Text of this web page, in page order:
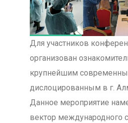
Для участников
организован
крупнейшим
дислоцированным в г.
Данное мероприятие
вектор международного